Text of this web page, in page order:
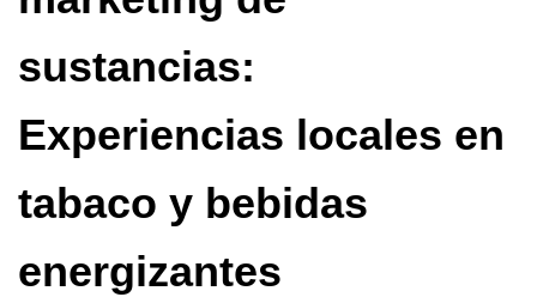
sustancias:
Experiencias locales en
tabaco y bebidas
energizantes